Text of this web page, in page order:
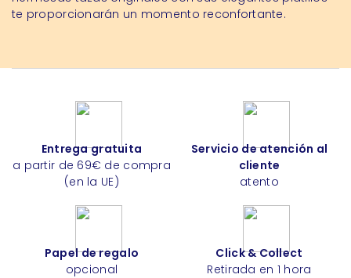
te proporcionarán un momento reconfortante.
Entrega gratuita
a partir de 69€ de compra
(en la UE)
Servicio de atención al
cliente
atento
Papel de regalo
opcional
Click & Collect
Retirada en 1 hora